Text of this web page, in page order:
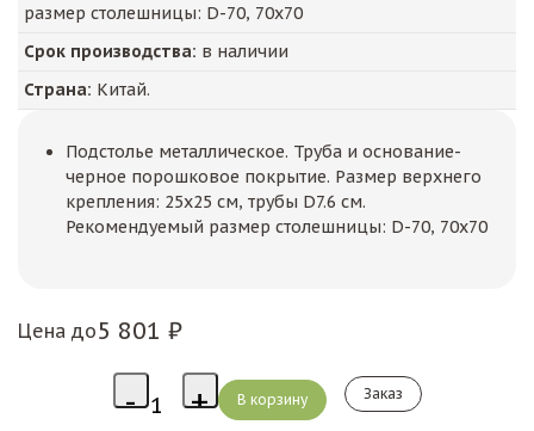
размер столешницы: D-70, 70х70
Срок производства: в наличии
Страна: Китай.
Подстолье металлическое. Труба и основание-
черное порошковое покрытие. Размер верхнего
крепления: 25х25 см, трубы D7.6 см.
Рекомендуемый размер столешницы: D-70, 70х70
Цена до5 801 ₽
Заказ